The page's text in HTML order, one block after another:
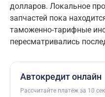
долларов. Локальное
запчастей пока
таможенно-тарифные
пересматривались
Автокредит онлайн
Рассчитайте платёж за 10